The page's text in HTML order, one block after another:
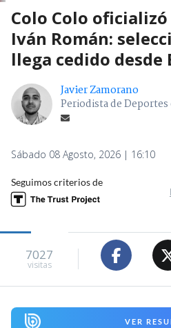
Colo Colo
Iván Román:
llega cedido desde
Javier Zamorano
Periodista de
Sábado 08 Agosto, 2026 | 16:10
Seguimos criterios de
7027
visitas
VER